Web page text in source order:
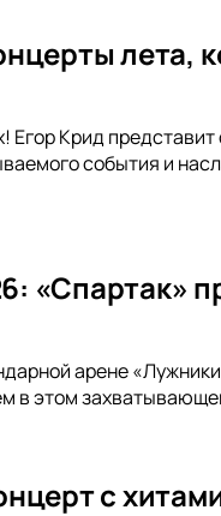
лета,
Егор Крид
события и
«Спартак»
арене
в этом
с